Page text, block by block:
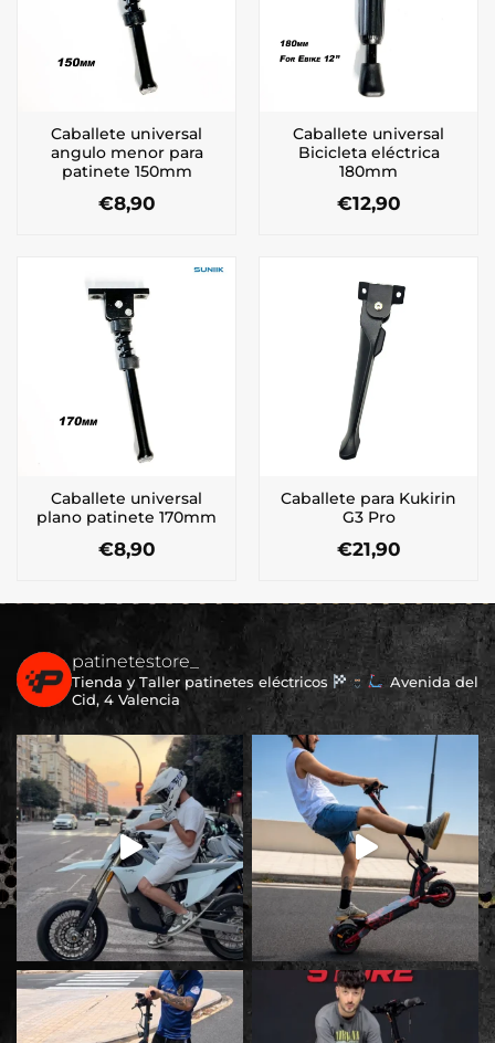
Caballete universal
angulo menor para
patinete 150mm
€8,90
Caballete universal
Bicicleta eléctrica
180mm
€12,90
Caballete universal
plano patinete 170mm
€8,90
Caballete para Kukirin
G3 Pro
€21,90
patinetestore_
Tienda y Taller patinetes eléctricos
Avenida del
Cid, 4 Valencia